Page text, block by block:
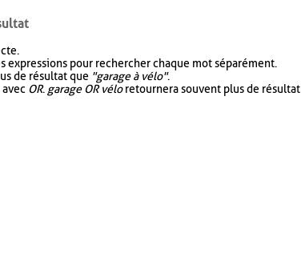
expressions pour rechercher chaque mot séparément.
de résultat que "garage à vélo".
OR. garage OR véloretournera souvent plus de résultat